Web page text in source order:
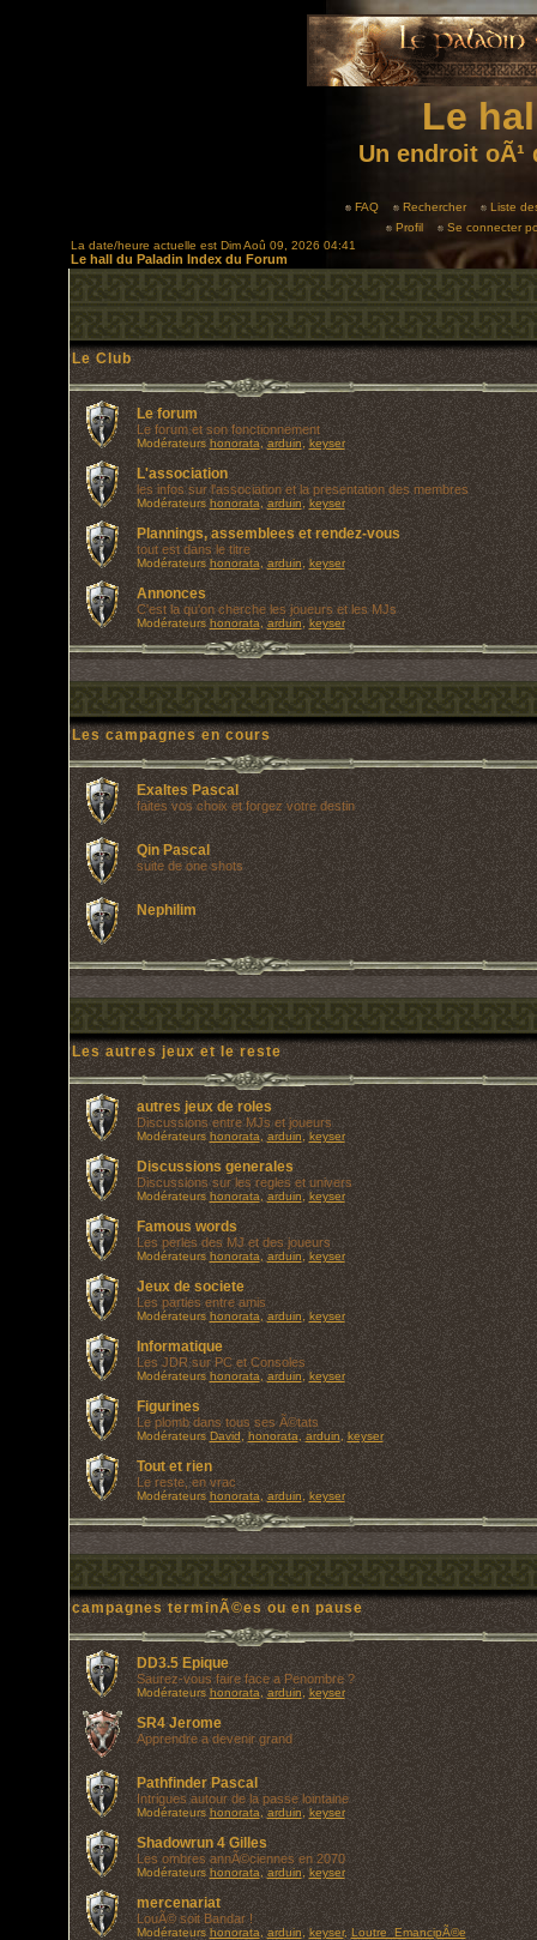
Le
Un endroit
FAQ Rechercher
Liste
Profil
Se connecter
La date/heure actuelle est Dim Aoû 09, 2026 04:41
Le hall du Paladin Index du Forum
Le Club
Le forum
Le forum et son fonctionnement
Modérateurs honorata ,arduin ,keyser
L'association
les infos sur l'association et la presentation des membres
Modérateurs honorata ,arduin ,keyser
Plannings, assemblees et rendez-vous
tout est dans le titre
Modérateurs honorata ,arduin ,keyser
Annonces
C'est la qu'on cherche les joueurs et les MJs
Modérateurs honorata ,arduin ,keyser
Les campagnes en cours
Exaltes Pascal
faites vos choix et forgez votre destin
Qin Pascal
suite de one shots
Nephilim
Les autres jeux et le reste
autres jeux de roles
Discussions entre MJs et joueurs
Modérateurs honorata ,arduin ,keyser
Discussions generales
Discussions sur les regles et univers
Modérateurs honorata ,arduin ,keyser
Famous words
Les perles des MJ et des joueurs
Modérateurs honorata ,arduin ,keyser
Jeux de societe
Les parties entre amis
Modérateurs honorata ,arduin ,keyser
Informatique
Les JDR sur PC et Consoles
Modérateurs honorata ,arduin ,keyser
Figurines
Le plomb dans tous ses Ã©tats
Modérateurs David honorata arduin keyser
Tout et rien
Le reste, en vrac
Modérateurs honorata ,arduin ,keyser
campagnes terminÃ©es ou en pause
DD3.5 Epique
Saurez-vous faire face a Penombre ?
Modérateurs honorata ,arduin ,keyser
SR4 Jerome
Apprendre a devenir grand
Pathfinder Pascal
Intrigues autour de la passe lointaine
Modérateurs honorata ,arduin ,keyser
Shadowrun 4 Gilles
Les ombres annÃ©ciennes en 2070
Modérateurs honorata ,arduin ,keyser
mercenariat
LouÃ© soit Bandar !
Modérateurs honorata ,arduin ,keyser,Loutre_EmancipÃ©e